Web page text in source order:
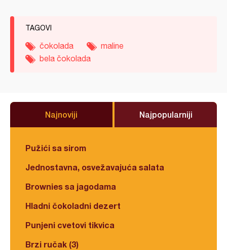
TAGOVI
čokolada
maline
bela čokolada
Najnoviji Najpopularniji
Pužići sa sirom
Jednostavna, osvežavajuća salata
Brownies sa jagodama
Hladni čokoladni dezert
Punjeni cvetovi tikvica
Brzi ručak (3)